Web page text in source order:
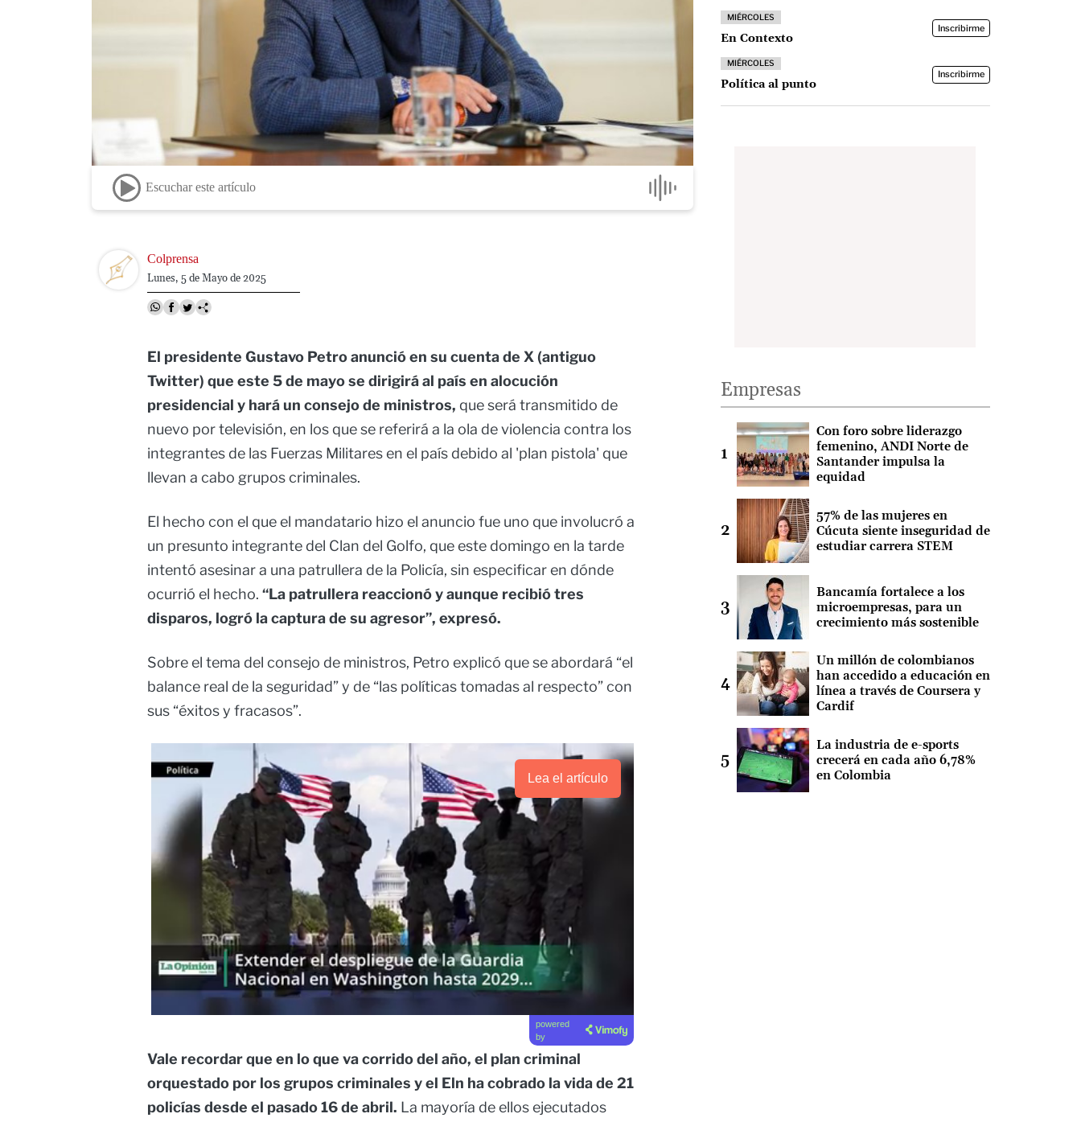
Escuchar este artículo
Image Colprensa
Lunes, 5 de Mayo de 2025
El presidente Gustavo Petro anunció en su cuenta de X (antiguo
Twitter) que este 5 de mayo se dirigirá al país en alocución
presidencial y hará un consejo de ministros, que será transmitido de
nuevo por televisión, en los que se referirá a la ola de violencia contra los
integrantes de las Fuerzas Militares en el país debido al 'plan pistola' que
llevan a cabo grupos criminales.
El hecho con el que el mandatario hizo el anuncio fue uno que involucró a
un presunto integrante del Clan del Golfo, que este domingo en la tarde
intentó asesinar a una patrullera de la Policía, sin especificar en dónde
ocurrió el hecho. “La patrullera reaccionó y aunque recibió tres
disparos, logró la captura de su agresor”, expresó.
Sobre el tema del consejo de ministros, Petro explicó que se abordará “el
balance real de la seguridad” y de “las políticas tomadas al respecto” con
sus “éxitos y fracasos”.
Lea el artículo
powered
by
Vale recordar que en lo que va corrido del año, el plan criminal
orquestado por los grupos criminales y el Eln ha cobrado la vida de 21
policías desde el pasado 16 de abril. La mayoría de ellos ejecutados
MIÉRCOLES
En Contexto
Inscribirme
MIÉRCOLES
Política al punto
Inscribirme
Empresas
Con foro sobre liderazgo
femenino, ANDI Norte de
Santander impulsa la
equidad
57% de las mujeres en
Cúcuta siente inseguridad de
estudiar carrera STEM
Bancamía fortalece a los
microempresas, para un
crecimiento más sostenible
Un millón de colombianos
han accedido a educación en
línea a través de Coursera y
Cardif
La industria de e-sports
crecerá en cada año 6,78%
en Colombia